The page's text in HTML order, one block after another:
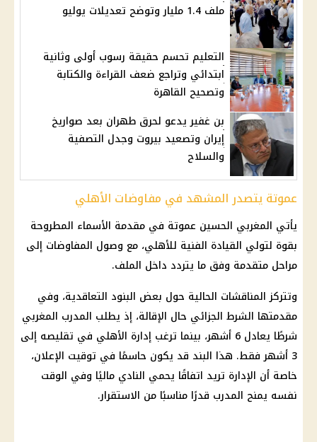
ملف 1.4 مليار وتوضح تعديلات يوليو
التعليم تحسم حقيقة رسوب أولى وثانية
ابتدائي وتراجع ضعف القراءة والكتابة
وتصحيح القاهرة
بن غفير يدعو لحرق طهران بعد صواريخ
إيران وتصعيد بيروت وجدل التصفية
والسلاح
عموتة يتصدر المشهد في مفاوضات الأهلي
يأتي المغربي الحسين عموتة في مقدمة الأسماء المطروحة
بقوة لتولي القيادة الفنية للأهلي، مع وصول المفاوضات إلى
مراحل متقدمة وفق ما يتردد داخل الملف.
وتتركز المناقشات الحالية حول بعض البنود التعاقدية، وفي
مقدمتها الشرط الجزائي حال الإقالة، إذ يطلب المدرب المغربي
شرطًا يعادل 6 أشهر، بينما ترغب إدارة الأهلي في تقليصه إلى
3 أشهر فقط. هذا البند قد يكون حاسمًا في توقيت الإعلان،
خاصة أن الإدارة تريد اتفاقًا يحمي النادي ماليًا وفي الوقت
نفسه يمنح المدرب قدرًا مناسبًا من الاستقرار.